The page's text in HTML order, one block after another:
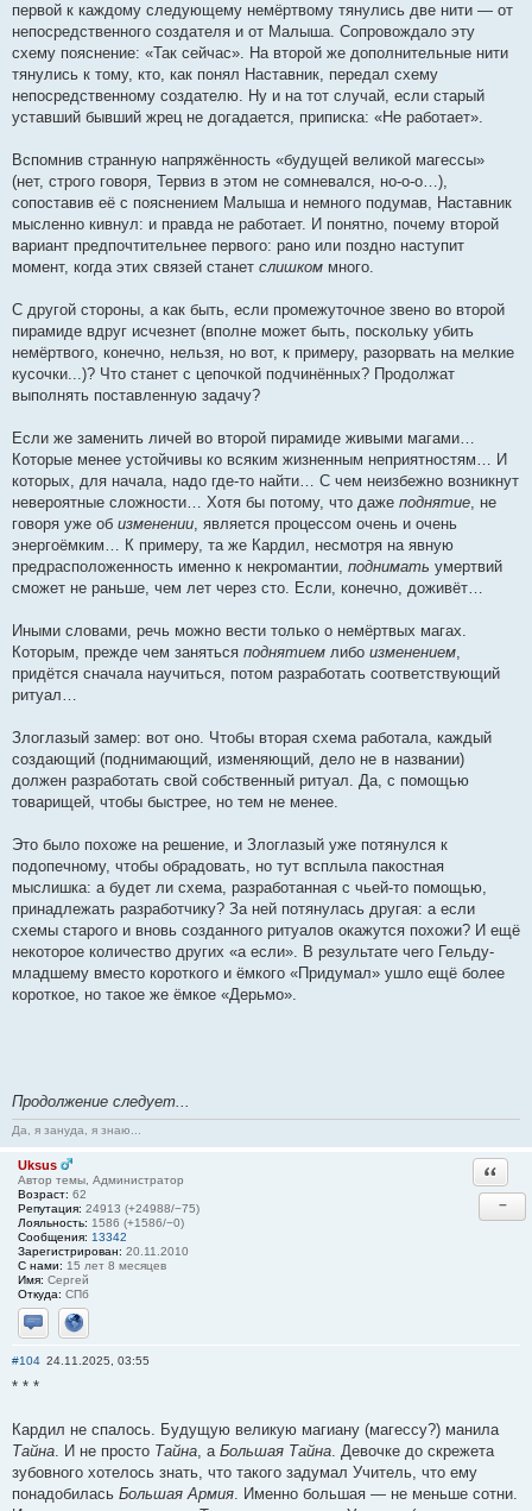
первой к каждому следующему немёртвому тянулись две нити — от
непосредственного создателя и от Малыша. Сопровождало эту
схему пояснение: «Так сейчас». На второй же дополнительные нити
тянулись к тому, кто, как понял Наставник, передал схему
непосредственному создателю. Ну и на тот случай, если старый
уставший бывший жрец не догадается, приписка: «Не работает».
Вспомнив странную напряжённость «будущей великой магессы»
(нет, строго говоря, Тервиз в этом не сомневался, но-о-о…),
сопоставив её с пояснением Малыша и немного подумав, Наставник
мысленно кивнул: и правда не работает. И понятно, почему второй
вариант предпочтительнее первого: рано или поздно наступит
момент, когда этих связей станет слишком много.
С другой стороны, а как быть, если промежуточное звено во второй
пирамиде вдруг исчезнет (вполне может быть, поскольку убить
немёртвого, конечно, нельзя, но вот, к примеру, разорвать на мелкие
кусочки...)? Что станет с цепочкой подчинённых? Продолжат
выполнять поставленную задачу?
Если же заменить личей во второй пирамиде живыми магами…
Которые менее устойчивы ко всяким жизненным неприятностям… И
которых, для начала, надо где-то найти… С чем неизбежно возникнут
невероятные сложности… Хотя бы потому, что даже поднятие, не
говоря уже об изменении, является процессом очень и очень
энергоёмким… К примеру, та же Кардил, несмотря на явную
предрасположенность именно к некромантии, поднимать умертвий
сможет не раньше, чем лет через сто. Если, конечно, доживёт…
Иными словами, речь можно вести только о немёртвых магах.
Которым, прежде чем заняться поднятием либо изменением,
придётся сначала научиться, потом разработать соответствующий
ритуал…
Злоглазый замер: вот оно. Чтобы вторая схема работала, каждый
создающий (поднимающий, изменяющий, дело не в названии)
должен разработать свой собственный ритуал. Да, с помощью
товарищей, чтобы быстрее, но тем не менее.
Это было похоже на решение, и Злоглазый уже потянулся к
подопечному, чтобы обрадовать, но тут всплыла пакостная
мыслишка: а будет ли схема, разработанная с чьей-то помощью,
принадлежать разработчику? За ней потянулась другая: а если
схемы старого и вновь созданного ритуалов окажутся похожи? И ещё
некоторое количество других «а если». В результате чего Гельду-
младшему вместо короткого и ёмкого «Придумал» ушло ещё более
короткое, но такое же ёмкое «Дерьмо».
Продолжение следует...
Да, я зануда, я знаю...
Uksus
Автор темы, Администратор
Возраст: 62
Репутация: 24913 (+24988/−75)
Лояльность: 1586 (+1586/−0)
Сообщения: 13342
Зарегистрирован: 20.11.2010
С нами: 15 лет 8 месяцев
Имя: Сергей
Откуда: СПб
Отправить личное сообщение
Сайт
−
#104 24.11.2025, 03:55
* * *
Кардил не спалось. Будущую великую магиану (магессу?) манила
Тайна. И не просто Тайна, а Большая Тайна. Девочке до скрежета
зубовного хотелось знать, что такого задумал Учитель, что ему
понадобилась Большая Армия. Именно большая — не меньше сотни.